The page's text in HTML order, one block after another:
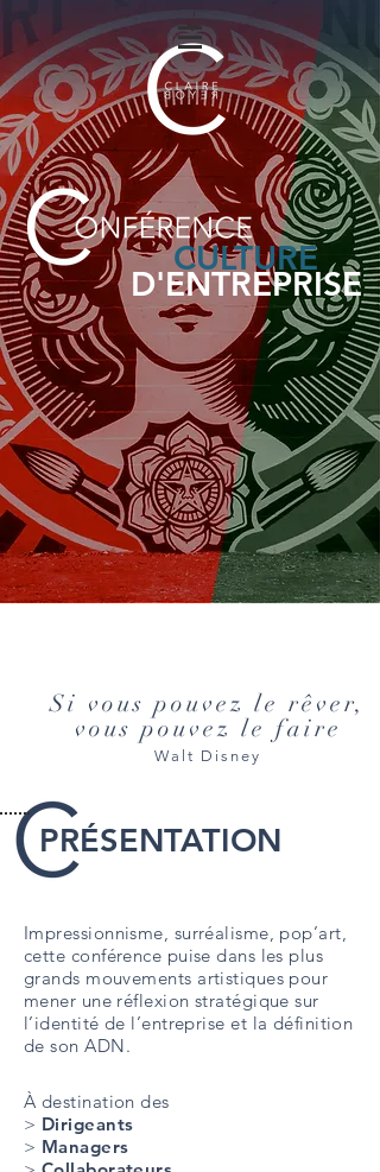
CULTURE
D'ENTREPRISE
Si vous pouvez le rêver,
vous pouvez le faire
Walt Disney
PRÉSENTATION
Impressionnisme, surréalisme, pop’art,
cette conférence puise dans les plus
grands mouvements artistiques pour
mener une réflexion stratégiquesur
l’identité de l’entrepriseet la définition
de son ADN.
À destination des
> Dirigeants
> Managers